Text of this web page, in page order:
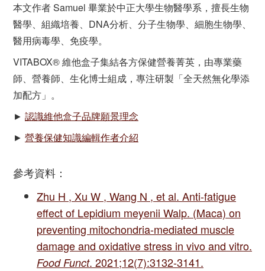
本文作者 Samuel 畢業於中正大學生物醫學系，擅長生物
醫學、組織培養、DNA分析、分子生物學、細胞生物學、
醫用病毒學、免疫學。
VITABOX® 維他盒子集結各方保健營養菁英，由專業藥
師、營養師、生化博士組成，專注研製「全天然無化學添
加配方」。
► 認識維他盒子品牌願景理念
► 營養保健知識編輯作者介紹
參考資料：
Zhu H , Xu W , Wang N , et al. Anti-fatigue
effect of Lepidium meyenii Walp. (Maca) on
preventing mitochondria-mediated muscle
damage and oxidative stress in vivo and vitro.
Food Funct. 2021;12(7):3132-3141.